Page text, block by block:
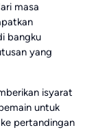
masa
bangku
yang
isyarat
untuk
pertandingan